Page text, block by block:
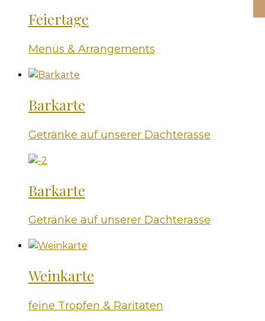
Feiertage
Menüs & Arrangements
Barkarte
Getränke auf unserer Dachterasse
Barkarte
Getränke auf unserer Dachterasse
Weinkarte
feine Tropfen & Raritäten